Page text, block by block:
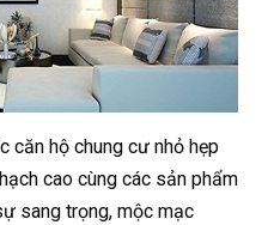
căn hộ chung cư nhỏ hẹp
cao cùng các sản phẩm
sang trọng, mộc mạc